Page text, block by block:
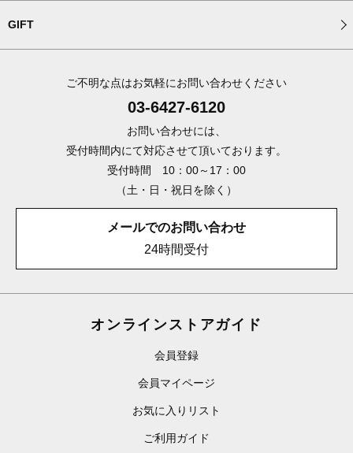
GIFT
ご不明な点はお気軽にお問い合わせください
03-6427-6120
お問い合わせには、
受付時間内にて対応させて頂いております。
受付時間 10：00～17：00
（土・日・祝日を除く）
メールでのお問い合わせ
24時間受付
オンラインストアガイド
会員登録
会員マイページ
お気に入りリスト
ご利用ガイド